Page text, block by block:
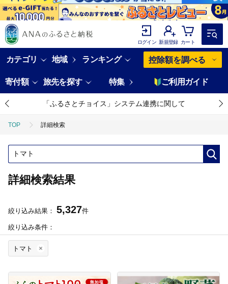
ログイン 新規登録 カート
カテゴリ 地域 ランキング 控除額を調べる
寄付額 旅先を探す 特集 ご利用ガイド
「ふるさとチョイス」システム連携に関して
TOP 詳細検索
詳細検索結果
絞り込み結果： 5,327件
絞り込み条件：
トマト